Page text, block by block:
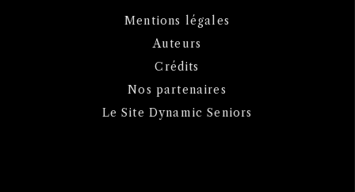
Mentions légales
Auteurs
Crédits
Nos partenaires
Le Site Dynamic Seniors